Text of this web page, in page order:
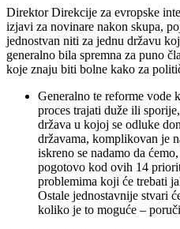
Direktor Direkcije za evropske
izjavi za novinare nakon skupa,
jednostvan niti za jednu državu
generalno bila spremna za puno
koje znaju biti bolne kako za
Generalno te reforme vode
proces trajati duže ili
država u kojoj se odluke
državama, komplikovan je
iskreno se nadamo da
pogotovo kod ovih 14
problemima koji će trebati
Ostale jednostavnije stvari
koliko je to moguće –